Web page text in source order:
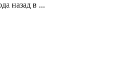
назад в ...